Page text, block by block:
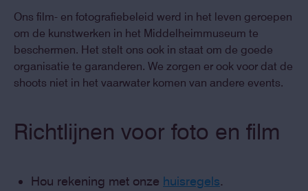
Ons film- en fotografiebeleid werd in het leven geroepen
om de kunstwerken in het Middelheimmuseum te
beschermen. Het stelt ons ook in staat om de goede
organisatie te garanderen. We zorgen er ook voor dat de
shoots niet in het vaarwater komen van andere events.
Richtlijnen voor foto en film
Hou rekening met onze huisregels.